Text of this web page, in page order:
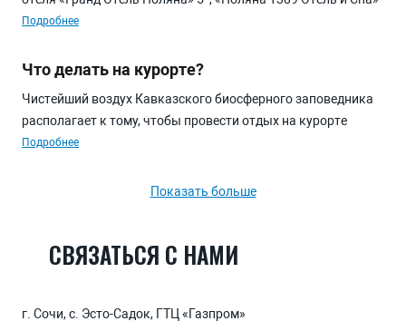
5*, развлекательный центр «Галактика» и два
лыжно-биатлонный комплекс «Лаура», медицинские
Подробнее
Что делать на курорте?
Чистейший воздух Кавказского биосферного заповедника
располагает к тому, чтобы провести отдых на курорте
«Газпром» с максимальной пользой для здоровья. Круглый
оздоровительные центры. Летом открываются
горнолыжного спорта. В отелях курорта гости могут
множества ресторанов. Дополнительные развлекательные
Подробнее
Показать больше
СВЯЗАТЬСЯ С НАМИ
г. Сочи, с. Эсто-Садок, ГТЦ «Газпром»